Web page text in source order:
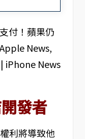
發者
利將導致他